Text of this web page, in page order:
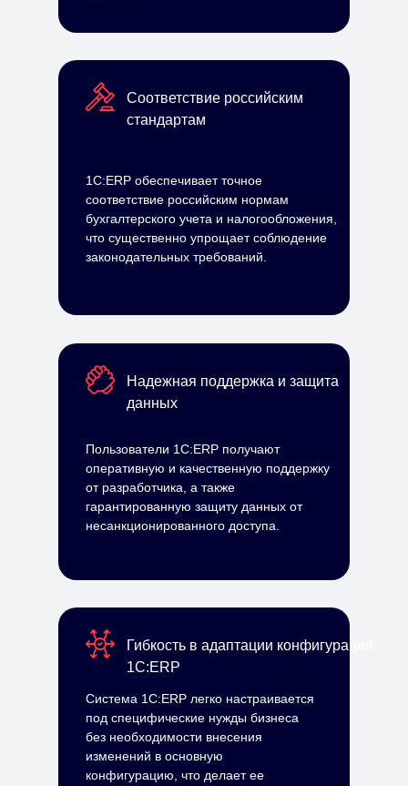
Гибкость в адаптации конфигураций
1С:ERP
Система 1С:ERP легко настраивается
под специфические нужды бизнеса
без необходимости внесения
изменений в основную
конфигурацию, что делает ее
Соответствие российским
стандартам
1С:ERP обеспечивает точное
соответствие российским нормам
бухгалтерского учета и налогообложения,
что существенно упрощает соблюдение
законодательных требований.
Надежная поддержка и защита
данных
Пользователи 1С:ERP получают
оперативную и качественную поддержку
от разработчика, а также
гарантированную защиту данных от
несанкционированного доступа.